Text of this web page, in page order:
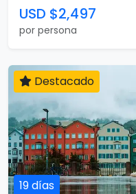
USD $2,497
por persona
19 días
Destacado